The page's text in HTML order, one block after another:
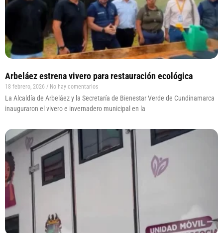
Arbeláez estrena vivero para restauración ecológica
18 febrero, 2026 No hay comentarios
La Alcaldía de Arbeláez y la Secretaría de Bienestar Verde de Cundinamarca
inauguraron el vivero e invernadero municipal en la